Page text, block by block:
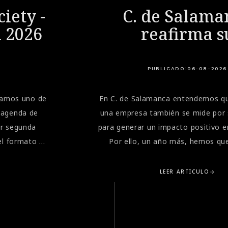
-
uno de
de
segunda
formato de
donde
C. de
reafirma
la Gala de la
PUBLICADO: 06-08-2026
En C. de Salamanca entendemos
una empresa también se mide por
para generar un impacto positivo
Por ello, un año más, hemos
importantes del verano en la Costa
Gala Benéfica de la Asociación
LEER ARTÍCULO